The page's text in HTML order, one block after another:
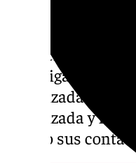
Calama acordó
«estructura
obtención de
investigación ha
organizada de
organizada y
puesto sus